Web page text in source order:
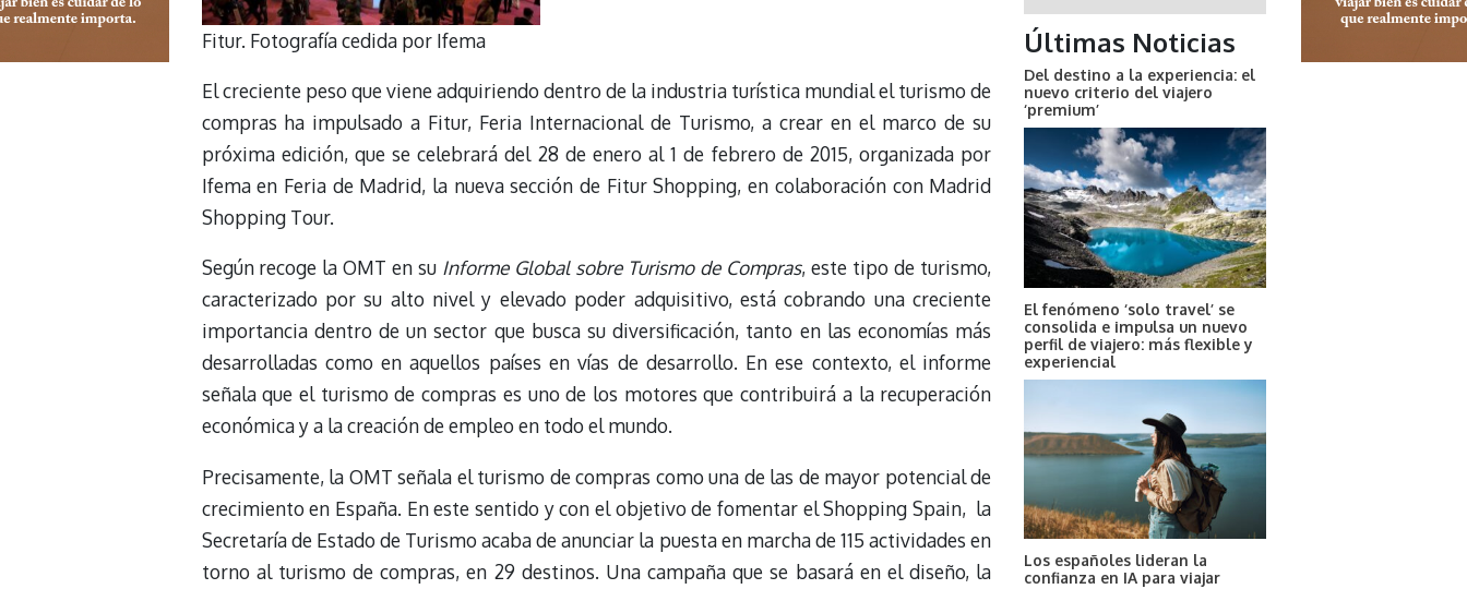
Fitur. Fotografía cedida por Ifema
El creciente peso que viene adquiriendo dentro de la industria turística mundial el turismo de
compras ha impulsado a Fitur, Feria Internacional de Turismo, a crear en el marco de su
próxima edición, que se celebrará del 28 de enero al 1 de febrero de 2015, organizada por
Ifema en Feria de Madrid, la nueva sección de Fitur Shopping, en colaboración con Madrid
Shopping Tour.
Según recoge la OMT en su  Informe Global sobre Turismo de Compras, este tipo de turismo,
caracterizado por su alto nivel y elevado poder adquisitivo, está cobrando una creciente
importancia dentro de un sector que busca su diversificación, tanto en las economías más
desarrolladas como en aquellos países en vías de desarrollo. En ese contexto, el informe
señala que el turismo de compras es uno de los motores que contribuirá a la recuperación
económica y a la creación de empleo en todo el mundo.
Precisamente, la OMT señala el turismo de compras como una de las de mayor potencial de
crecimiento en España. En este sentido y con el objetivo de fomentar el Shopping Spain, la
Secretaría de Estado de Turismo acaba de anunciar la puesta en marcha de 115 actividades en
torno al turismo de compras, en 29 destinos. Una campaña que se basará en el diseño, la
Últimas Noticias
Del destino a la experiencia: el
nuevo criterio del viajero
‘premium’
El fenómeno ‘solo travel’ se
consolida e impulsa un nuevo
perfil de viajero: más flexible y
experiencial
Los españoles lideran la
confianza en IA para viajar